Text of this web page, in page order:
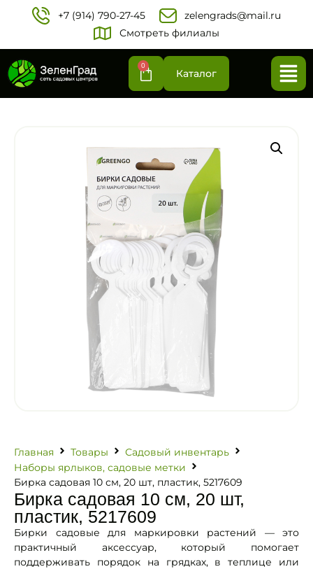
+7 (914) 790-27-45‬
zelengrads@mail.ru
Смотреть филиалы
0
Каталог
Главная Товары
Садовый инвентарь
Наборы ярлыков, садовые метки
Бирка садовая 10 см, 20 шт, пластик, 5217609
Бирка садовая 10 см, 20 шт,
пластик, 5217609
Бирки садовые для маркировки растений — это
практичный аксессуар, который помогает
поддерживать порядок на грядках, в теплице или